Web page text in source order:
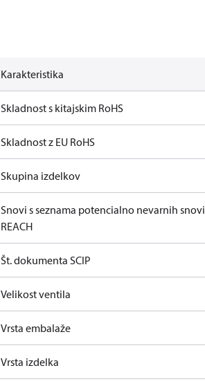
Karakteristika
Skladnost s kitajskim RoHS
Skladnost z EU RoHS
Skupina izdelkov
Snovi s seznama potencialno nevarnih snovi
REACH
Št. dokumenta SCIP
Velikost ventila
Vrsta embalaže
Vrsta izdelka